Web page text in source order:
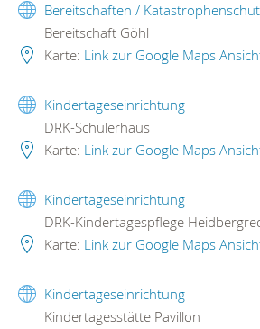
Bereitschaften /
Bereitschaft Göhl
Karte: Link zur Google Maps
Kindertageseinrichtung
DRK-Schülerhaus
Karte: Link zur Google Maps
Kindertageseinrichtung
DRK-Kindertagespflege
Karte: Link zur Google Maps
Kindertageseinrichtung
Kindertagesstätte Pavillon